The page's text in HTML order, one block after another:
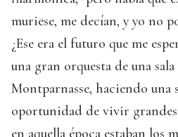
muriese, me decían, y yo no
¿Ese era el futuro que me
una gran orquesta de una
Montparnasse, haciendo una
oportunidad de vivir grandes